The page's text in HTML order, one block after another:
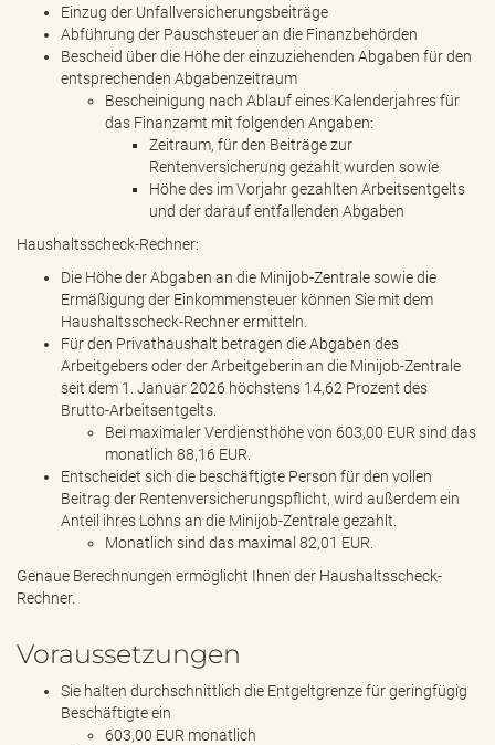
Einzug der Unfallversicherungsbeiträge
Abführung der Pauschsteuer an die Finanzbehörden
Bescheid über die Höhe der einzuziehenden Abgaben für den
entsprechenden Abgabenzeitraum
Bescheinigung nach Ablauf eines Kalenderjahres für
das Finanzamt mit folgenden Angaben:
Zeitraum, für den Beiträge zur
Rentenversicherung gezahlt wurden sowie
Höhe des im Vorjahr gezahlten Arbeitsentgelts
und der darauf entfallenden Abgaben
Haushaltsscheck-Rechner:
Die Höhe der Abgaben an die Minijob-Zentrale sowie die
Ermäßigung der Einkommensteuer können Sie mit dem
Haushaltsscheck-Rechner ermitteln.
Für den Privathaushalt betragen die Abgaben des
Arbeitgebers oder der Arbeitgeberin an die Minijob-Zentrale
seit dem 1. Januar 2026 höchstens 14,62 Prozent des
Brutto-Arbeitsentgelts.
Bei maximaler Verdiensthöhe von 603,00 EUR sind das
monatlich 88,16 EUR.
Entscheidet sich die beschäftigte Person für den vollen
Beitrag der Rentenversicherungspflicht, wird außerdem ein
Anteil ihres Lohns an die Minijob-Zentrale gezahlt.
Monatlich sind das maximal 82,01 EUR.
Genaue Berechnungen ermöglicht Ihnen der Haushaltsscheck-
Rechner.
Voraussetzungen
Sie halten durchschnittlich die Entgeltgrenze für geringfügig
Beschäftigte ein
603,00 EUR monatlich